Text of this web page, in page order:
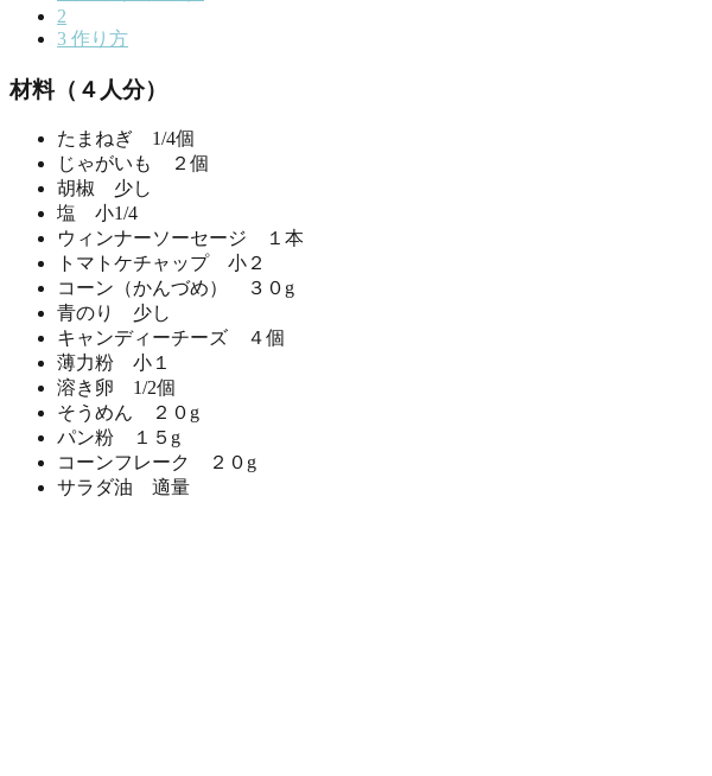
2
3 作り方
材料（４人分）
たまねぎ 1/4個
じゃがいも ２個
胡椒 少し
塩 小1/4
ウィンナーソーセージ １本
トマトケチャップ 小２
コーン（かんづめ） ３０g
青のり 少し
キャンディーチーズ ４個
薄力粉 小１
溶き卵 1/2個
そうめん ２０g
パン粉 １５g
コーンフレーク ２０g
サラダ油 適量